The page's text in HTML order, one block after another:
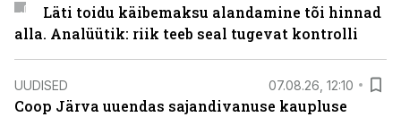
Läti toidu käibemaksu alandamine tõi hinnad
alla. Analüütik: riik teeb seal tugevat kontrolli
UUDISED 07.08.26, 12:10
Coop Järva uuendas sajandivanuse kaupluse